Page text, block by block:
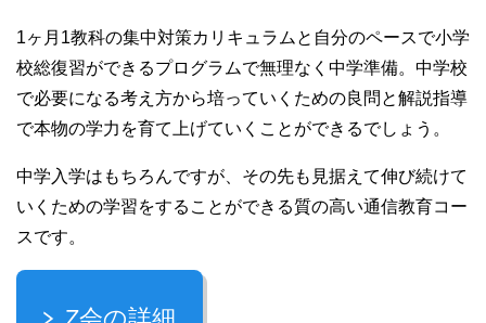
1ヶ月1教科の集中対策カリキュラムと自分のペースで小学
校総復習ができるプログラムで無理なく中学準備。中学校
で必要になる考え方から培っていくための良問と解説指導
で本物の学力を育て上げていくことができるでしょう。
中学入学はもちろんですが、その先も見据えて伸び続けて
いくための学習をすることができる質の高い通信教育コー
スです。